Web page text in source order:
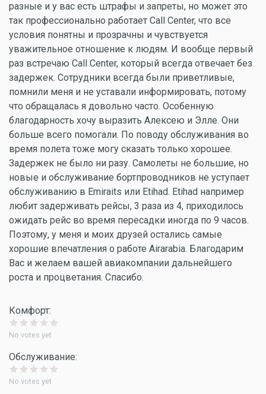
разные и у вас есть штрафы и запреты, но может это
так профессионально работает Call Center, что все
условия понятны и прозрачны и чувствуется
уважительное отношение к людям. И вообще первый
раз встречаю Call Center, который всегда отвечает без
задержек. Сотрудники всегда были приветливые,
помнили меня и не уставали информировать, потому
что обращалась я довольно часто. Особенную
благодарность хочу выразить Алексею и Элле. Они
больше всего помогали. По поводу обслуживания во
время полета тоже могу сказать только хорошее.
Задержек не было ни разу. Самолеты не большие, но
новые и обслуживание бортпроводников не уступает
обслуживанию в Emiraits или Etihad. Etihad например
любит задерживать рейсы, 3 раза из 4, приходилось
ожидать рейс во время пересадки иногда по 9 часов.
Поэтому, у меня и моих друзей остались самые
хорошие впечатления о работе Airarabia. Благодарим
Вас и желаем вашей авиакомпании дальнейшего
роста и процветания. Спасибо.
Комфорт:
No votes yet
Обслуживание:
No votes yet